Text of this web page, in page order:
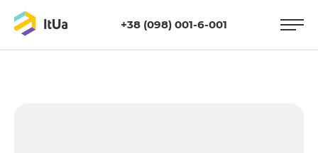
+38 (098) 001-6-001